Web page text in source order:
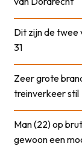
Dit zijn de twee
31
Zeer grote
treinverkeer stil
Man (22) op
gewoon een